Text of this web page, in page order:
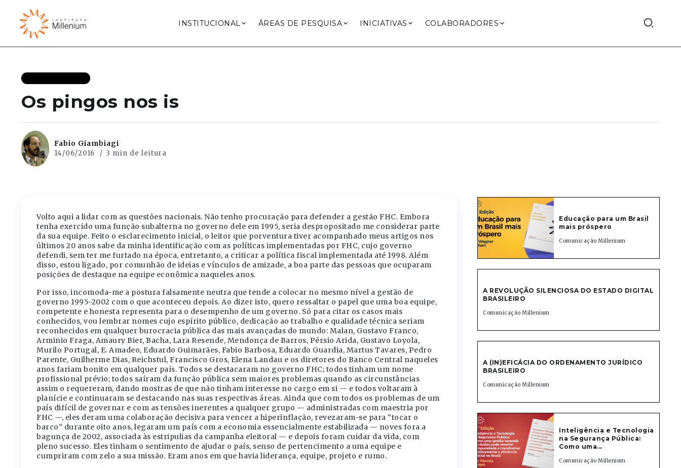
INSTITUCIONAL ÁREAS DE PESQUISA INICIATIVAS COLABORADORES
Os pingos nos is
Fabio Giambiagi
14/06/2016 3 min de leitura
Volto aqui a lidar com as questões nacionais. Não tenho procuração para defender a gestão FHC. Embora
tenha exercido uma função subalterna no governo dele em 1995, seria despropositado me considerar parte
da sua equipe. Feito o esclarecimento inicial, o leitor que porventura tiver acompanhado meus artigos nos
últimos 20 anos sabe da minha identificação com as políticas implementadas por FHC, cujo governo
defendi, sem ter me furtado na época, entretanto, a criticar a política fiscal implementada até 1998. Além
disso, estou ligado, por comunhão de ideias e vínculos de amizade, a boa parte das pessoas que ocuparam
posições de destaque na equipe econômica naqueles anos.
Por isso, incomoda-me a postura falsamente neutra que tende a colocar no mesmo nível a gestão de
governo 1995-2002 com o que aconteceu depois. Ao dizer isto, quero ressaltar o papel que uma boa equipe,
competente e honesta representa para o desempenho de um governo. Só para citar os casos mais
conhecidos, vou lembrar nomes cujo espírito público, dedicação ao trabalho e qualidade técnica seriam
reconhecidos em qualquer burocracia pública das mais avançadas do mundo: Malan, Gustavo Franco,
Arminio Fraga, Amaury Bier, Bacha, Lara Resende, Mendonça de Barros, Pérsio Arida, Gustavo Loyola,
Murilo Portugal, E. Amadeo, Eduardo Guimarães, Fabio Barbosa, Eduardo Guardia, Martus Tavares, Pedro
Parente, Guilherme Dias, Reichstul, Francisco Gros, Elena Landau e os diretores do Banco Central naqueles
anos fariam bonito em qualquer país. Todos se destacaram no governo FHC; todos tinham um nome
profissional prévio; todos saíram da função pública sem maiores problemas quando as circunstâncias
assim o requereram, dando mostras de que não tinham interesse no cargo em si — e todos voltaram à
planície e continuaram se destacando nas suas respectivas áreas. Ainda que com todos os problemas de um
país difícil de governar e com as tensões inerentes a qualquer grupo — administradas com maestria por
FHC —, eles deram uma colaboração decisiva para vencer a hiperinflação, revezaram-se para “tocar o
barco” durante oito anos, legaram um país com a economia essencialmente estabilizada — noves fora a
bagunça de 2002, associada às estripulias da campanha eleitoral — e depois foram cuidar da vida, com
pleno sucesso. Eles tinham o sentimento de ajudar o país, senso de pertencimento a uma equipe e
cumpriram com zelo a sua missão. Eram anos em que havia liderança, equipe, projeto e rumo.
Educação para um Brasil
mais próspero
Comunicação Millenium
A REVOLUÇÃO SILENCIOSA DO ESTADO DIGITAL
BRASILEIRO
Comunicação Millenium
A (IN)EFICÁCIA DO ORDENAMENTO JURÍDICO
BRASILEIRO
Comunicação Millenium
Inteligência e Tecnologia
na Segurança Pública:
Como uma...
Comunicação Millenium